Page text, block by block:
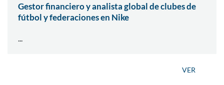
Gestor financiero y analista global de clubes de
fútbol y federaciones en Nike
...
VER